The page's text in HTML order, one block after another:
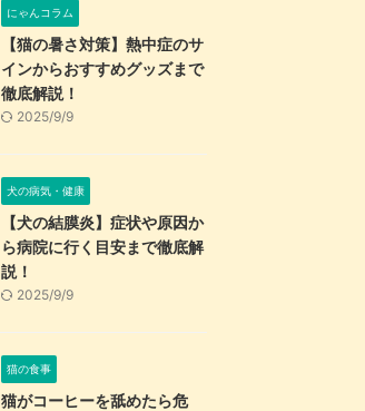
にゃんコラム
【猫の暑さ対策】熱中症のサ
インからおすすめグッズまで
徹底解説！
2025/9/9
犬の病気・健康
【犬の結膜炎】症状や原因か
ら病院に行く目安まで徹底解
説！
2025/9/9
猫の食事
猫がコーヒーを舐めたら危